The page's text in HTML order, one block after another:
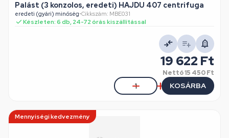
Palást (3 konzolos, eredeti) HAJDU 407 centrifuga
eredeti (gyári) minőség•Cikkszám: MBE031
Készleten: 6 db, 24-72 órás kiszállítással
19 622 Ft
Nettó15 450 Ft
KOSÁRBA
Mennyiségi kedvezmény